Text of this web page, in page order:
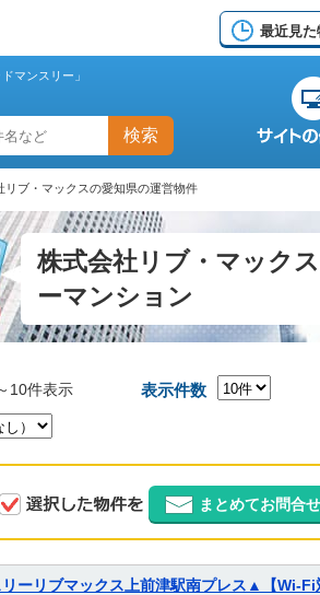
最近見た
マンスリー」
検索
リブ・マックスの愛知県の運営物件
株式会社リブ・マック
ーマンション
10件表示 表示件数
まとめてお問合
リーリブマックス上前津駅南プレス▲【Wi-